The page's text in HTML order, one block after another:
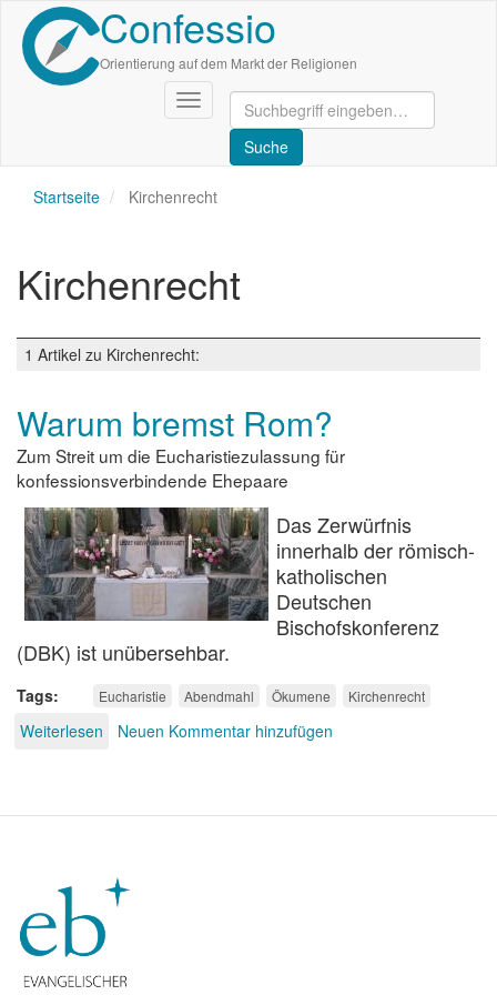
Direkt
zum
Inhalt
Confessio
Orientierung auf dem Markt der Religionen
Navigation
aktivieren/deaktivieren
Startseite Kirchenrecht
Kirchenrecht
1 Artikel zu Kirchenrecht:
Warum bremst Rom?
Zum Streit um die Eucharistiezulassung für
konfessionsverbindende Ehepaare
Das Zerwürfnis
innerhalb der römisch-
katholischen
Deutschen
Bischofskonferenz
(DBK) ist unübersehbar.
Tags Eucharistie Abendmahl Ökumene Kirchenrecht
Weiterlesen über
Neuen Kommentar hinzufügen